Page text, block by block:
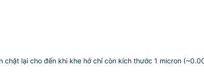
lại cho đến khi khe hở chỉ còn kích thước 1 micron